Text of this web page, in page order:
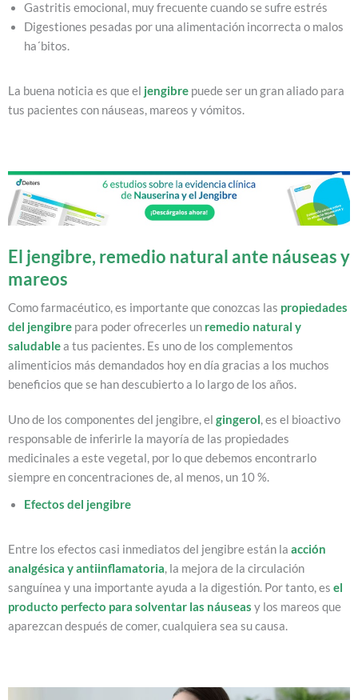
Gastritis emocional, muy frecuente cuando se sufre estrés
Digestiones pesadas por una alimentación incorrecta o malos
ha´bitos.
La buena noticia es que el jengibre puede ser un gran aliado para
tus pacientes con náuseas, mareos y vómitos.
El jengibre, remedio natural ante náuseas y
mareos
Como farmacéutico, es importante que conozcas las propiedades
del jengibre para poder ofrecerles un remedio natural y
saludablea tus pacientes. Es uno de los complementos
alimenticios más demandados hoy en día gracias a los muchos
beneficios que se han descubierto a lo largo de los años.
Uno de los componentes del jengibre, el gingerol, es el bioactivo
responsable de inferirle la mayoría de las propiedades
medicinales a este vegetal, por lo que debemos encontrarlo
siempre en concentraciones de, al menos, un 10 %.
Efectos del jengibre
Entre los efectos casi inmediatos del jengibre están la acción
analgésica y antiinflamatoria, la mejora de la circulación
sanguínea y una importante ayuda a la digestión. Por tanto, es el
producto perfecto para solventar las náuseas y los mareos que
aparezcan después de comer, cualquiera sea su causa.